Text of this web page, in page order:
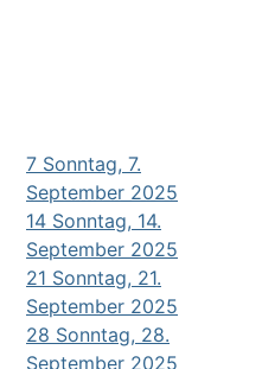
7 Sonntag, 7.
September 2025
14 Sonntag, 14.
September 2025
21 Sonntag, 21.
September 2025
28 Sonntag, 28.
September 2025